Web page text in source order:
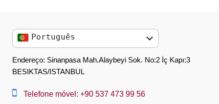
Português
English
العربية
中文
Endereço: Sinanpasa Mah.Alaybeyi Sok. No:2 İç Kapı:3
BESIKTAS/ISTANBUL
Telefone móvel: +90 537 473 99 56